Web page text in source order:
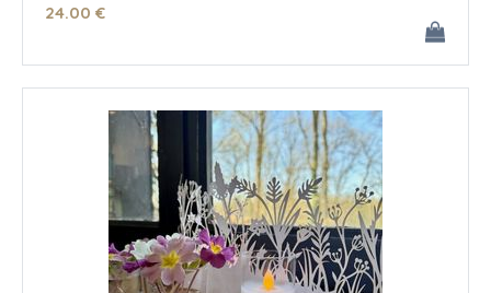
24.00 €